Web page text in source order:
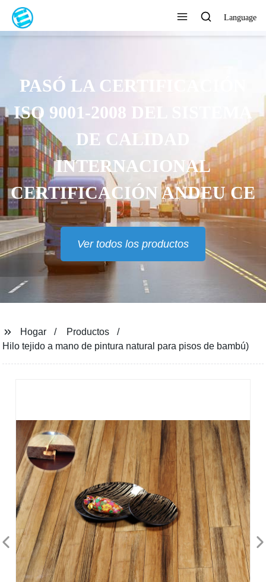
Language
PASÓ LA CERTIFICACIÓN
ISO 9001-2008 DEL SISTEMA
DE CALIDAD
INTERNACIONAL
CERTIFICACIÓN ANDEU CE
Ver todos los productos
Hogar
Productos
Hilo tejido a mano de pintura natural para pisos de bambú)